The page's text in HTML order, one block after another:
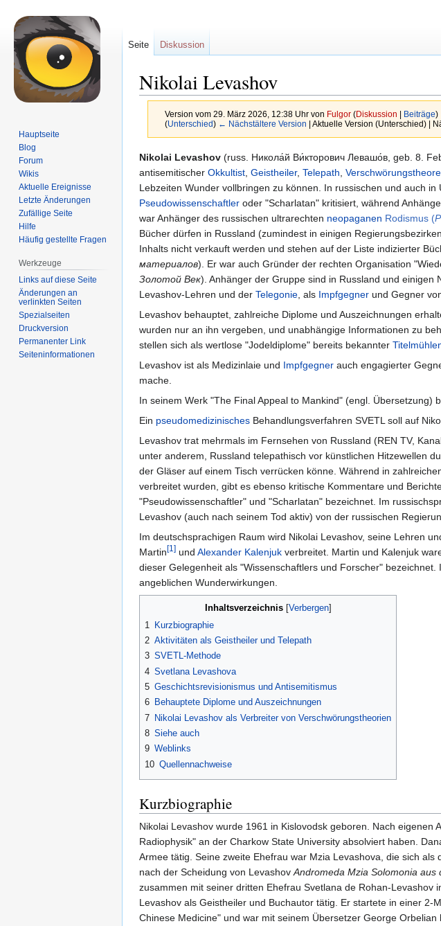
Nikolai Levashov
Version vom 29. März 2026, 12:38 Uhr von Fulgor (Diskussion Beiträge)
(Unterschied) ← Nächstältere Version | Aktuelle Version (Unterschied) |
Zur
Navigation
springen
Zur
Suche
springen
Nikolai Levashov (russ. Никола́й Ви́кторович Левашо́в, geb. 8.
antisemitischer Okkultist Geistheiler, Telepath
Lebzeiten Wunder vollbringen zu können. In russischen und auch
Pseudowissenschaftler oder "Scharlatan" kritisiert, während
war Anhänger des russischen ultrarechten neopaganen Rodismus (
Bücher dürfen in Russland (zumindest in einigen
Inhalts nicht verkauft werden und stehen auf der Liste indizierter
материалов). Er war auch Gründer der rechten Organisation
Золотой Век). Anhänger der Gruppe sind in Russland und
Levashov-Lehren und der Telegonie , als Impfgegner und Gegner
Levashov behauptet, zahlreiche Diplome und Auszeichnungen
wurden nur an ihn vergeben, und unabhängige Informationen zu
stellen sich als wertlose "Jodeldiplome" bereits bekannter
Levashov ist als Medizinlaie und Impfgegner auch engagierter
mache.
In seinem Werk "The Final Appeal to Mankind" (engl. Übersetzung)
Ein pseudomedizinisches Behandlungsverfahren SVETL soll auf
Levashov trat mehrmals im Fernsehen von Russland (REN TV,
unter anderem, Russland telepathisch vor künstlichen Hitzewellen
der Gläser auf einem Tisch verrücken könne. Während in
verbreitet wurden, gibt es ebenso kritische Kommentare und
"Pseudowissenschaftler" und "Scharlatan" bezeichnet. Im
Levashov (auch nach seinem Tod aktiv) von der russischen
Im deutschsprachigen Raum wird Nikolai Levashov, seine Lehren
Martin[1] und Alexander Kalenjuk verbreitet. Martin und Kalenjuk
dieser Gelegenheit als "Wissenschaftlers und Forscher"
angeblichen Wunderwirkungen.
Inhaltsverzeichnis
1
Kurzbiographie
2 Aktivitäten als Geistheiler und Telepath
3 SVETL-Methode
4 Svetlana Levashova
5 Geschichtsrevisionismus und Antisemitismus
6 Behauptete Diplome und Auszeichnungen
7 Nikolai Levashov als Verbreiter von Verschwörungstheorien
8 Siehe auch
9 Weblinks
10 Quellennachweise
Kurzbiographie
Nikolai Levashov wurde 1961 in Kislovodsk geboren. Nach eigenen
Radiophysik" an der Charkow State University absolviert haben.
Armee tätig. Seine zweite Ehefrau war Mzia Levashova, die sich
nach der Scheidung von Levashov Andromeda Mzia Solomonia aus
zusammen mit seiner dritten Ehefrau Svetlana de Rohan-Levashov
Levashov als Geistheiler und Buchautor tätig. Er startete in einer 2-
Chinese Medicine" und war mit seinem Übersetzer George
Seite Diskussion
Hauptseite
Blog
Forum
Wikis
Aktuelle Ereignisse
Letzte Änderungen
Zufällige Seite
Hilfe
Häufig gestellte Fragen
Werkzeuge
Links auf diese Seite
Änderungen an
verlinkten Seiten
Spezialseiten
Druckversion
Permanenter Link
Seiten­informationen